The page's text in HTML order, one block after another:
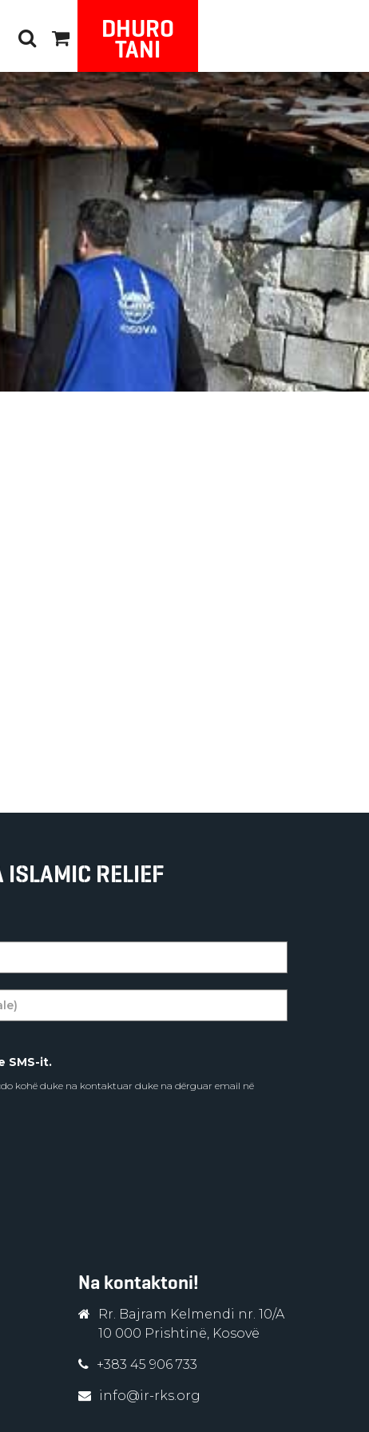
DHURO
TANI
ISLAMIC RELIEF
SMS-it.
kohë duke na kontaktuar duke na dërguar email në
Na kontaktoni!
Rr. Bajram Kelmendi nr. 10/A
10 000 Prishtinë, Kosovë
+383 45 906 733
info@ir-rks.org